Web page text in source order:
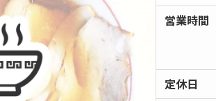
営業時間
定休日